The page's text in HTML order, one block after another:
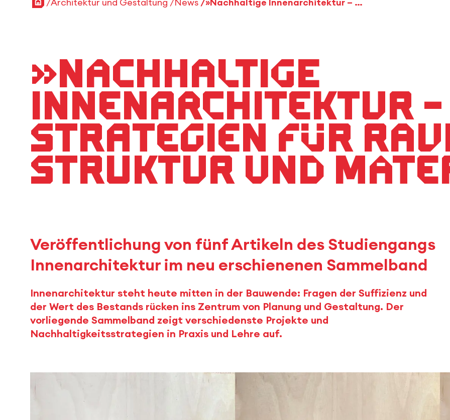
Startseite
Architektur und Gestaltung News »Nachhaltige Innenarchitektur – Strategien für Raum, Struktur und Material«
»Nachhaltige
Innenarchitektur –
Strategien für
Struktur und
Veröffentlichung von fünf Artikeln des Studiengangs
Innenarchitektur im neu erschienenen Sammelband
Innenarchitektur steht heute mitten in der Bauwende: Fragen der Suffizienz und
der Wert des Bestands rücken ins Zentrum von Planung und Gestaltung. Der
vorliegende Sammelband zeigt verschiedenste Projekte und
Nachhaltigkeitsstrategien in Praxis und Lehre auf.